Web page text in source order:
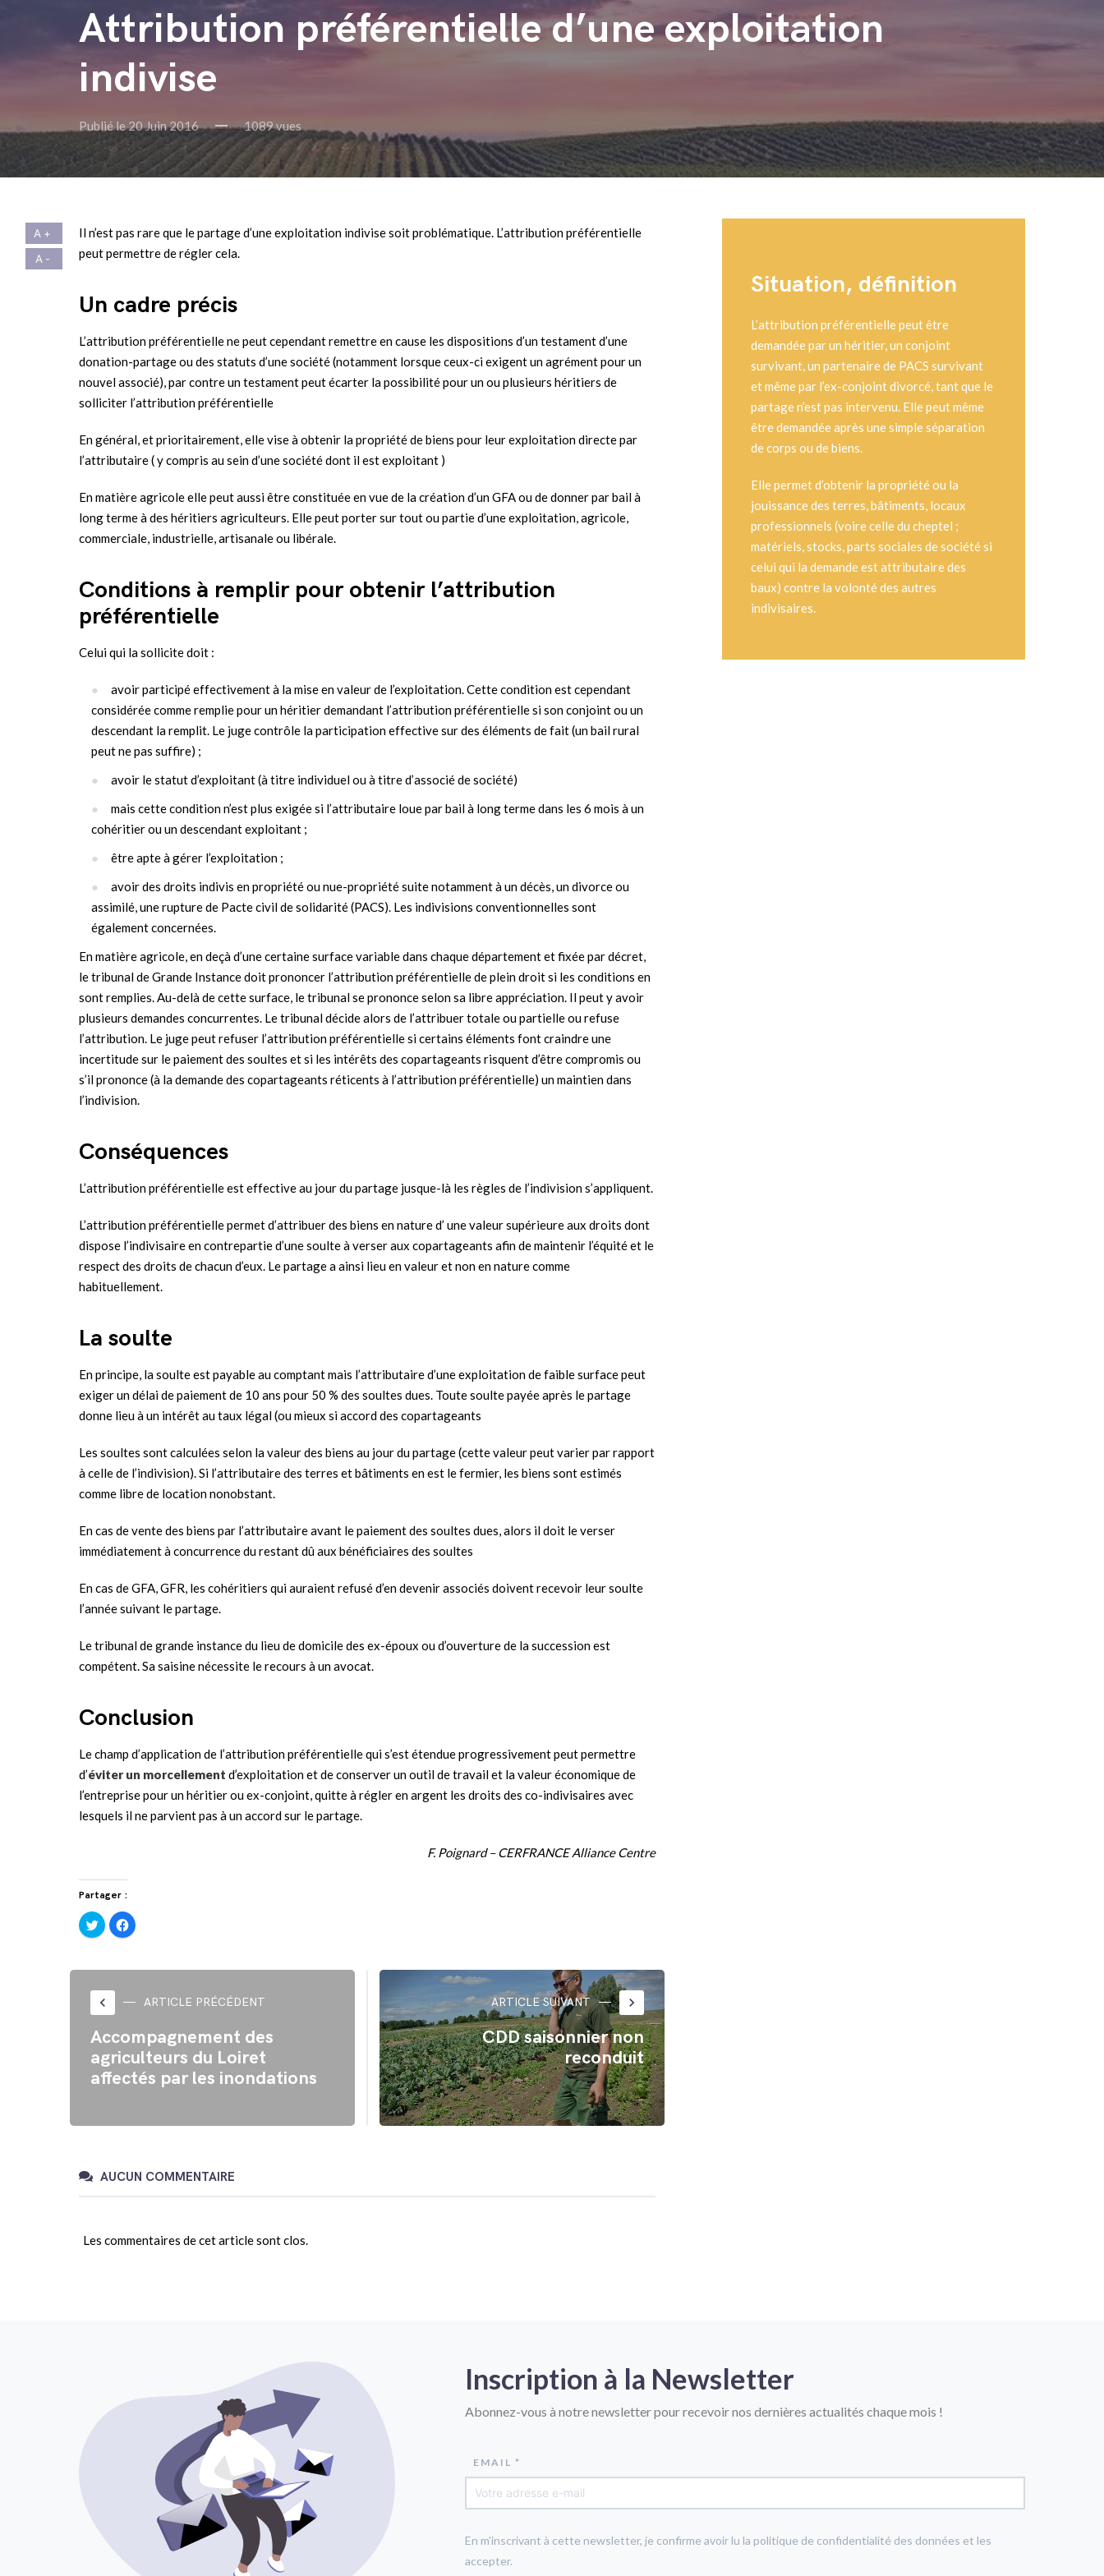
Attribution préférentielle d’une exploitation
indivise
Publié le 20 Juin 2016 1089 vues
Il n’est pas rare que le partage d’une exploitation indivise soit problématique. L’attribution préférentielle
peut permettre de régler cela.
Un cadre précis
L’attribution préférentielle ne peut cependant remettre en cause les dispositions d’un testament d’une
donation-partage ou des statuts d’une société (notamment lorsque ceux-ci exigent un agrément pour un
nouvel associé), par contre un testament peut écarter la possibilité pour un ou plusieurs héritiers de
solliciter l’attribution préférentielle
En général, et prioritairement, elle vise à obtenir la propriété de biens pour leur exploitation directe par
l’attributaire ( y compris au sein d’une société dont il est exploitant )
En matière agricole elle peut aussi être constituée en vue de la création d’un GFA ou de donner par bail à
long terme à des héritiers agriculteurs. Elle peut porter sur tout ou partie d’une exploitation, agricole,
commerciale, industrielle, artisanale ou libérale.
Conditions à remplir pour obtenir l’attribution
préférentielle
Celui qui la sollicite doit :
avoir participé effectivement à la mise en valeur de l’exploitation. Cette condition est cependant
considérée comme remplie pour un héritier demandant l’attribution préférentielle si son conjoint ou un
descendant la remplit. Le juge contrôle la participation effective sur des éléments de fait (un bail rural
peut ne pas suffire) ;
avoir le statut d’exploitant (à titre individuel ou à titre d’associé de société)
mais cette condition n’est plus exigée si l’attributaire loue par bail à long terme dans les 6 mois à un
cohéritier ou un descendant exploitant ;
être apte à gérer l’exploitation ;
avoir des droits indivis en propriété ou nue-propriété suite notamment à un décès, un divorce ou
assimilé, une rupture de Pacte civil de solidarité (PACS). Les indivisions conventionnelles sont
également concernées.
En matière agricole, en deçà d’une certaine surface variable dans chaque département et fixée par décret,
le tribunal de Grande Instance doit prononcer l’attribution préférentielle de plein droit si les conditions en
sont remplies. Au-delà de cette surface, le tribunal se prononce selon sa libre appréciation. Il peut y avoir
plusieurs demandes concurrentes. Le tribunal décide alors de l’attribuer totale ou partielle ou refuse
l’attribution. Le juge peut refuser l’attribution préférentielle si certains éléments font craindre une
incertitude sur le paiement des soultes et si les intérêts des copartageants risquent d’être compromis ou
s’il prononce (à la demande des copartageants réticents à l’attribution préférentielle) un maintien dans
l’indivision.
Conséquences
L’attribution préférentielle est effective au jour du partage jusque-là les règles de l’indivision s’appliquent.
L’attribution préférentielle permet d’attribuer des biens en nature d’ une valeur supérieure aux droits dont
dispose l’indivisaire en contrepartie d’une soulte à verser aux copartageants afin de maintenir l’équité et le
respect des droits de chacun d’eux. Le partage a ainsi lieu en valeur et non en nature comme
habituellement.
La soulte
En principe, la soulte est payable au comptant mais l’attributaire d’une exploitation de faible surface peut
exiger un délai de paiement de 10 ans pour 50 % des soultes dues. Toute soulte payée après le partage
donne lieu à un intérêt au taux légal (ou mieux si accord des copartageants
Les soultes sont calculées selon la valeur des biens au jour du partage (cette valeur peut varier par rapport
à celle de l’indivision). Si l’attributaire des terres et bâtiments en est le fermier, les biens sont estimés
comme libre de location nonobstant.
En cas de vente des biens par l’attributaire avant le paiement des soultes dues, alors il doit le verser
immédiatement à concurrence du restant dû aux bénéficiaires des soultes
En cas de GFA, GFR, les cohéritiers qui auraient refusé d’en devenir associés doivent recevoir leur soulte
l’année suivant le partage.
Le tribunal de grande instance du lieu de domicile des ex-époux ou d’ouverture de la succession est
compétent. Sa saisine nécessite le recours à un avocat.
Conclusion
Le champ d’application de l’attribution préférentielle qui s’est étendue progressivement peut permettre
d’éviter un morcellement d’exploitation et de conserver un outil de travail et la valeur économique de
l’entreprise pour un héritier ou ex-conjoint, quitte à régler en argent les droits des co-indivisaires avec
lesquels il ne parvient pas à un accord sur le partage.
F. Poignard – CERFRANCE Alliance Centre
Partager :
Cliquez
pour
partager
dans
nouvelle
fenêtre)
Cliquez
pour
partager
dans
fenêtre)
keyboard_arrow_left ARTICLE PRÉCÉDENT
Accompagnement des
agriculteurs du Loiret
affectés par les inondations
ARTICLE SUIVANT keyboard_arrow_right
CDD saisonnier non
reconduit
AUCUN COMMENTAIRE
Les commentaires de cet article sont clos.
Situation, définition
L’attribution préférentielle peut être
demandée par un héritier, un conjoint
survivant, un partenaire de PACS survivant
et même par l’ex-conjoint divorcé, tant que le
partage n’est pas intervenu. Elle peut même
être demandée après une simple séparation
de corps ou de biens.
Elle permet d’obtenir la propriété ou la
jouissance des terres, bâtiments, locaux
professionnels (voire celle du cheptel ;
matériels, stocks, parts sociales de société si
celui qui la demande est attributaire des
baux) contre la volonté des autres
indivisaires.
Inscription à la Newsletter
Abonnez-vous à notre newsletter pour recevoir nos dernières actualités chaque mois !
EMAIL *
En m'inscrivant à cette newsletter, je confirme avoir lu la politique de confidentialité des données et les
accepter.